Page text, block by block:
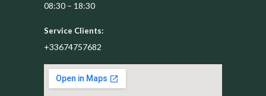
08:30 – 18:30
Service Clients:
+33674757682